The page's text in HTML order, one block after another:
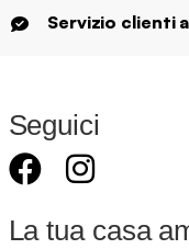
Servizio clienti
Seguici
La tua casa